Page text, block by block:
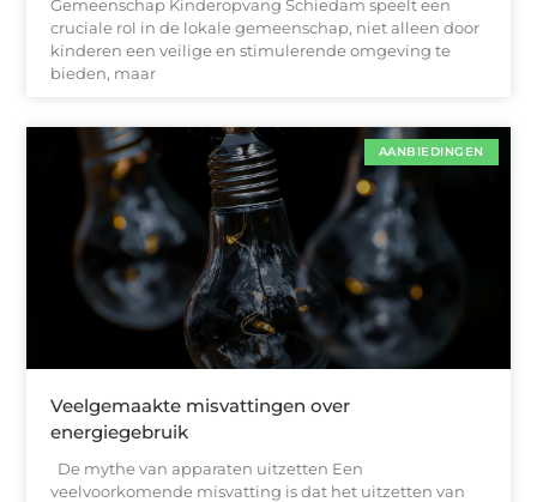
Gemeenschap Kinderopvang Schiedam speelt een
cruciale rol in de lokale gemeenschap, niet alleen door
kinderen een veilige en stimulerende omgeving te
bieden, maar
AANBIEDINGEN
Veelgemaakte misvattingen over
energiegebruik
De mythe van apparaten uitzetten Een
veelvoorkomende misvatting is dat het uitzetten van